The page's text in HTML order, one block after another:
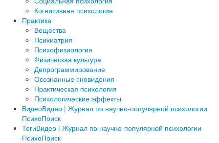
Когнитивная психология
Практика
Вещества
Психиатрия
Психофизиология
Физическая культура
Депрограммирование
Осознанные сновидения
Практическая психология
Психологические эффекты
ВидеоВидео | Журнал по научно-популярной психологии
ПсихоПоиск
ТегиВидео | Журнал по научно-популярной психологии
ПсихоПоиск